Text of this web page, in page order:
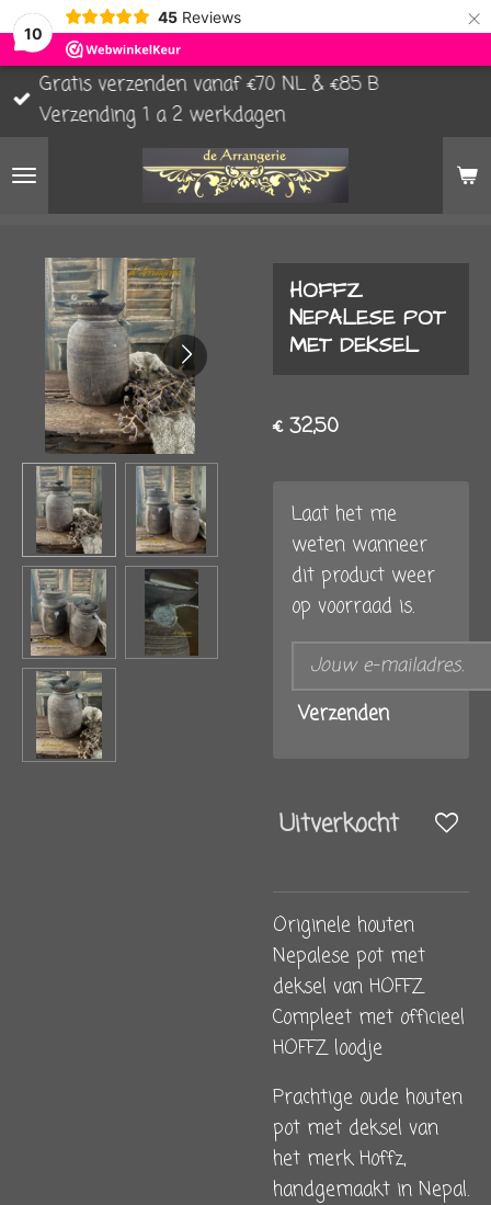
10
45 Reviews ×
Gratis verzenden vanaf €70 NL & €85 B
Verzending 1 a 2 werkdagen
HOFFZ
NEPALESE POT
MET DEKSEL
€ 32,50
Laat het me
weten wanneer
dit product weer
op voorraad is.
Verzenden
Uitverkocht
Originele houten
Nepalese pot met
deksel van HOFFZ
Compleet met officieel
HOFFZ loodje
Prachtige oude houten
pot met deksel van
het merk Hoffz,
handgemaakt in Nepal.